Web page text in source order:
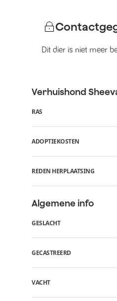
Dit dier is niet meer
Verhuishond
RAS
ADOPTIEKOSTEN
REDEN HERPLAATSING
Algemene info
GESLACHT
GECASTREERD
VACHT